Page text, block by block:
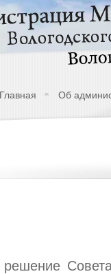
Главная Об
Совета